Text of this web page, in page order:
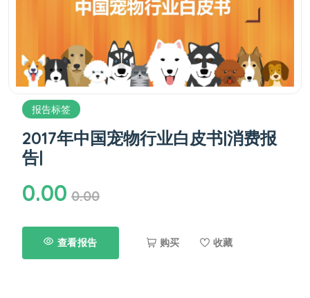
报告标签
2017年中国宠物行业白皮书|消费报
告|
0.00 0.00
查看报告 购买 收藏